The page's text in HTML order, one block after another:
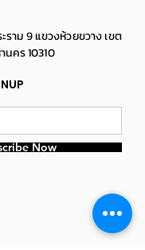
ราม 9 แขวงห้วยขวาง เขต
นคร 10310
Now